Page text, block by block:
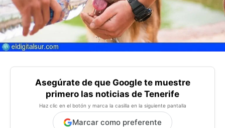
Asegúrate de que Google te muestre
primero las noticias de Tenerife
Haz clic en el botón y marca la casilla en la siguiente pantalla
Marcar como preferente